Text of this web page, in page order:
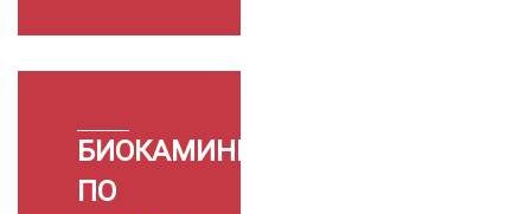
БИОКАМИНЫ
ПО